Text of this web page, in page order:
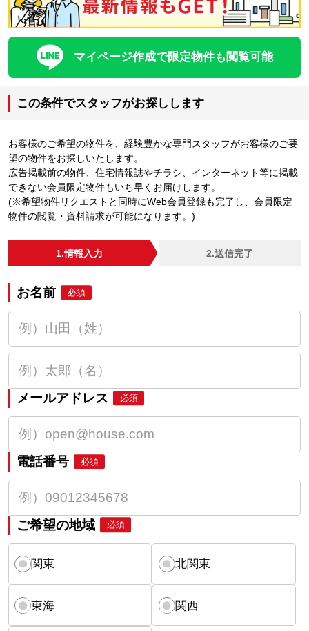
マイページ作成で限定物件も閲覧可能
この条件でスタッフがお探しします
お客様のご希望の物件を、経験豊かな専門スタッフがお客様のご要
望の物件をお探しいたします。
広告掲載前の物件、住宅情報誌やチラシ、インターネット等に掲載
できない会員限定物件もいち早くお届けします。
(※希望物件リクエストと同時にWeb会員登録も完了し、会員限定
物件の閲覧・資料請求が可能になります。)
1.情報入力 2.送信完了
お名前 必須
メールアドレス 必須
電話番号 必須
ご希望の地域 必須
関東 北関東
東海 関西